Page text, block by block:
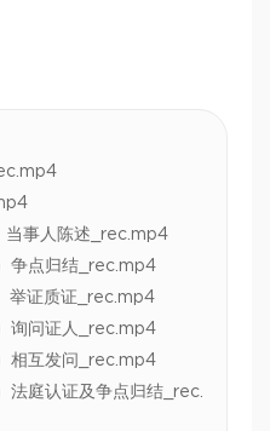
当事人陈述_rec.mp4
争点归结_rec.mp4
举证质证_rec.mp4
询问证人_rec.mp4
相互发问_rec.mp4
法庭认证及争点归结_rec.